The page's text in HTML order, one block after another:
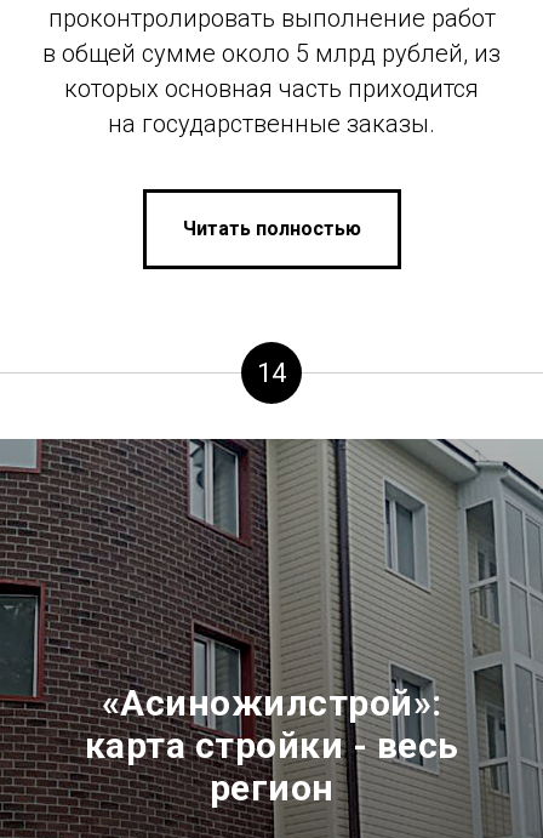
проконтролировать выполнение работ
в общей сумме около 5 млрд рублей, из
которых основная часть приходится
на государственные заказы.
Читать полностью
14
«Асиножилстрой»:
карта стройки -­ весь
регион